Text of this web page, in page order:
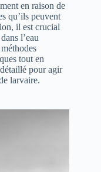
en raison de
qu’ils peuvent
il est crucial
l’eau
tout en
pour agir
larvaire.